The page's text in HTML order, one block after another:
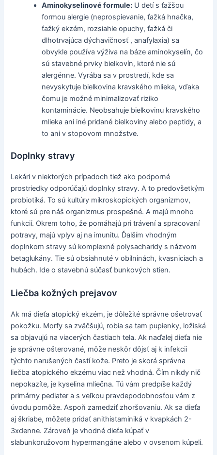
Aminokyselinové formule: U detí s ťažšou
formou alergie (neprospievanie, ťažká hnačka,
ťažký ekzém, rozsiahle opuchy, ťažká či
dlhotrvajúca dýchavičnosť , anafylaxia) sa
obvykle používa výživa na báze aminokyselín, čo
sú stavebné prvky bielkovín, ktoré nie sú
alergénne. Vyrába sa v prostredí, kde sa
nevyskytuje bielkovina kravského mlieka, vďaka
čomu je možné minimalizovať riziko
kontaminácie. Neobsahuje bielkovinu kravského
mlieka ani iné pridané bielkoviny alebo peptidy, a
to ani v stopovom množstve.
Doplnky stravy
Lekári v niektorých prípadoch tiež ako podporné
prostriedky odporúčajú doplnky stravy. A to predovšetkým
probiotiká. To sú kultúry mikroskopických organizmov,
ktoré sú pre náš organizmus prospešné. A majú mnoho
funkcií. Okrem toho, že pomáhajú pri trávení a spracovaní
potravy, majú vplyv aj na imunitu. Ďalším vhodným
doplnkom stravy sú komplexné polysacharidy s názvom
betaglukány. Tie sú obsiahnuté v obilninách, kvasniciach a
hubách. Ide o stavebnú súčasť bunkových stien.
Liečba kožných prejavov
Ak má dieťa atopický ekzém, je dôležité správne ošetrovať
pokožku. Morfy sa zväčšujú, robia sa tam pupienky, ložiská
sa objavujú na viacerých častiach tela. Ak naďalej dieťa nie
je správne ošterované, môže neskôr dôjsť aj k infekcii
týchto narušených častí kože. Preto je skorá správna
liečba atopického ekzému viac než vhodná. Čím nikdy nič
nepokazíte, je kyselina mliečna. Tú vám predpíše každý
primárny pediater a s veľkou pravdepodobnosťou vám z
úvodu pomôže. Aspoň zamedziť zhoršovaniu. Ak sa dieťa
aj škriabe, môžete pridať anithistaminiká v kvapkách 2-
3xdenne. Zároveň je vhodné dieťa kúpať v
slabunkoružovom hypermangáne alebo v ovsenom kúpeli.